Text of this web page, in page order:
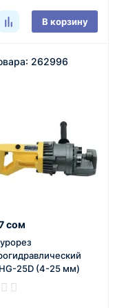
В корзину
262996
сом
25D (4-25 мм)